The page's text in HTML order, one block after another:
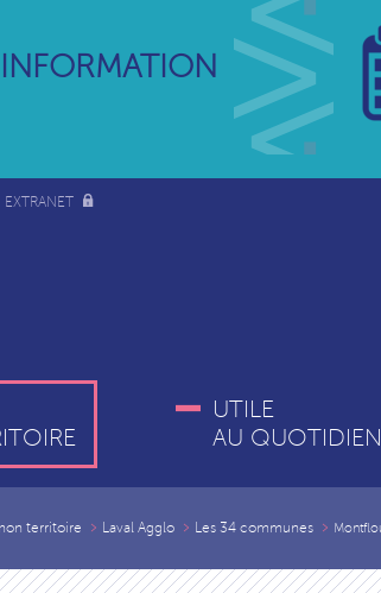
INFORMATION
EXTRANET
UTILE
AU QUOTIDIEN
territoire Laval Agglo Les 34 communes